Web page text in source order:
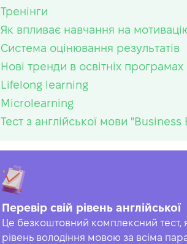
Тренінги
Як впливає навчання на
Система оцінювання результатів
Нові тренди в освітніх програмах
Lifelong learning
Microlearning
Тест з англійської мови "Business
Перевір свій рівень англійської
Це безкоштовний комплексний тест,
рівень володіння мовою за всіма